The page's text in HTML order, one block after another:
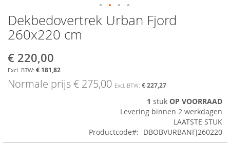
Ga
naar
het
van
de
afbeeldingen-
gallerij
Dekbedovertrek Urban Fjord
260x220 cm
Aanbiedingsprijs
€ 220,00
€ 181,82
Normale prijs€ 275,00 € 227,27
1 stuk OP VOORRAAD
Levering binnen 2 werkdagen
LAATSTE STUK
Productcode
DBOBVURBANFJ260220